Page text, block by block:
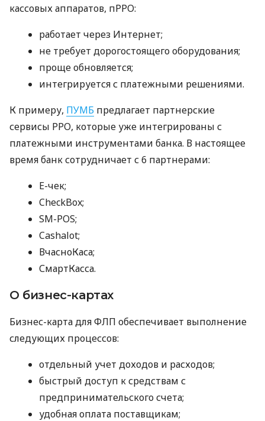
кассовых аппаратов, пРРО:
работает через Интернет;
не требует дорогостоящего оборудования;
проще обновляется;
интегрируется с платежными решениями.
К примеру, ПУМБ предлагает партнерские
сервисы РРО, которые уже интегрированы с
платежными инструментами банка. В настоящее
время банк сотрудничает с 6 партнерами:
E-чек;
CheckBox;
SM-POS;
Cashalot;
ВчасноКаса;
СмартКасса.
О бизнес-картах
Бизнес-карта для ФЛП обеспечивает выполнение
следующих процессов:
отдельный учет доходов и расходов;
быстрый доступ к средствам с
предпринимательского счета;
удобная оплата поставщикам;